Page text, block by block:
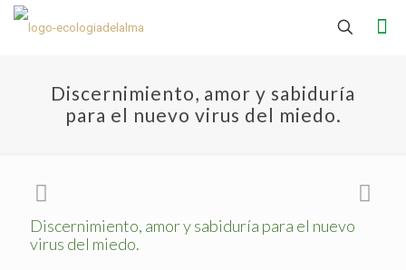
Discernimiento, amor y sabiduría
para el nuevo virus del miedo.
Discernimiento, amor y sabiduría para el nuevo
virus del miedo.